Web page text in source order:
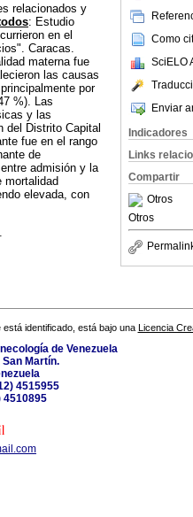
Como
SciELO
Enviar
Indicadores
Links
Compartir
Otros
Otros
relacionados y
: Estudio
en el
Caracas.
materna fue
las causas
por
%). Las
y las
del Distrito Capital
fue en el rango
de
admisión y la
mortalidad
elevada, con
identificado, está bajo una Licencia
de Venezuela
Martín.
4515955
4510895